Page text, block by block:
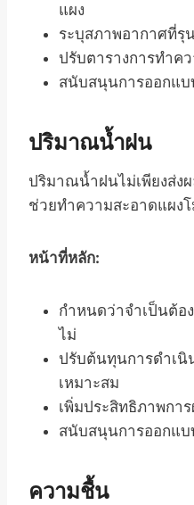
แผง
ระบุสภาพอากาศที่รุ
ปรับตารางการทำค
สนับสนุนการออกแบ
ปริมาณน้ำฝน
ปริมาณน้ำฝนไม่เพียงส่ง
ช่วยทำความสะอาดแผง
หน้าที่หลัก:
กำหนดว่าจำเป็นต้อ
ไม่
ปรับต้นทุนการดำเนิ
เหมาะสม
เพิ่มประสิทธิภาพกา
สนับสนุนการออกแบ
ความชื้น